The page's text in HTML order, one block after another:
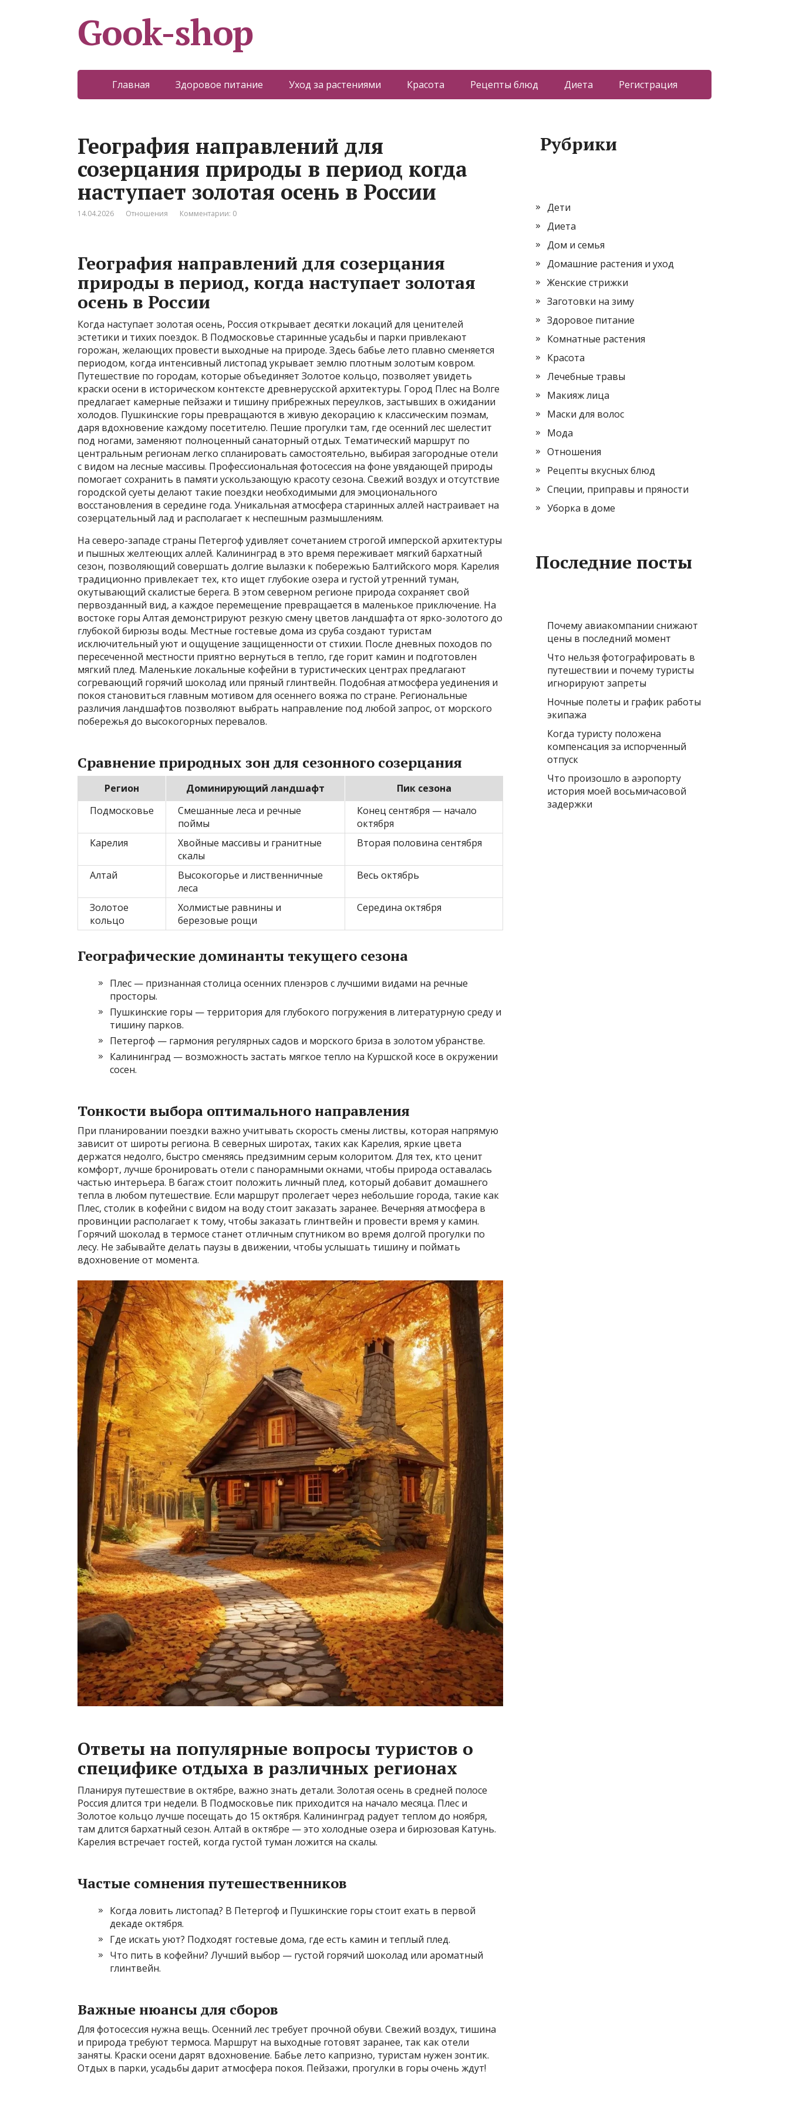
Gook-shop
Главная Здоровое питание Уход за растениями Красота Рецепты блюд Диета Регистрация
География направлений для
созерцания природы в период когда
наступает золотая осень в России
14.04.2026 Отношения Комментарии: 0
География направлений для созерцания
природы в период, когда наступает золотая
осень в России
Когда наступает золотая осень, Россия открывает десятки локаций для ценителей
эстетики и тихих поездок. В Подмосковье старинные усадьбы и парки привлекают
горожан, желающих провести выходные на природе. Здесь бабье лето плавно сменяется
периодом, когда интенсивный листопад укрывает землю плотным золотым ковром.
Путешествие по городам, которые объединяет Золотое кольцо, позволяет увидеть
краски осени в историческом контексте древнерусской архитектуры. Город Плес на Волге
предлагает камерные пейзажи и тишину прибрежных переулков, застывших в ожидании
холодов. Пушкинские горы превращаются в живую декорацию к классическим поэмам,
даря вдохновение каждому посетителю. Пешие прогулки там, где осенний лес шелестит
под ногами, заменяют полноценный санаторный отдых. Тематический маршрут по
центральным регионам легко спланировать самостоятельно, выбирая загородные отели
с видом на лесные массивы. Профессиональная фотосессия на фоне увядающей природы
помогает сохранить в памяти ускользающую красоту сезона. Свежий воздух и отсутствие
городской суеты делают такие поездки необходимыми для эмоционального
восстановления в середине года. Уникальная атмосфера старинных аллей настраивает на
созерцательный лад и располагает к неспешным размышлениям.
На северо-западе страны Петергоф удивляет сочетанием строгой имперской архитектуры
и пышных желтеющих аллей. Калининград в это время переживает мягкий бархатный
сезон, позволяющий совершать долгие вылазки к побережью Балтийского моря. Карелия
традиционно привлекает тех, кто ищет глубокие озера и густой утренний туман,
окутывающий скалистые берега. В этом северном регионе природа сохраняет свой
первозданный вид, а каждое перемещение превращается в маленькое приключение. На
востоке горы Алтая демонстрируют резкую смену цветов ландшафта от ярко-золотого до
глубокой бирюзы воды. Местные гостевые дома из сруба создают туристам
исключительный уют и ощущение защищенности от стихии. После дневных походов по
пересеченной местности приятно вернуться в тепло, где горит камин и подготовлен
мягкий плед. Маленькие локальные кофейни в туристических центрах предлагают
согревающий горячий шоколад или пряный глинтвейн. Подобная атмосфера уединения и
покоя становиться главным мотивом для осеннего вояжа по стране. Региональные
различия ландшафтов позволяют выбрать направление под любой запрос, от морского
побережья до высокогорных перевалов.
Сравнение природных зон для сезонного созерцания
Регион Доминирующий ландшафт
Пик сезона
Подмосковье
Смешанные леса и речные
поймы
Конец сентября — начало
октября
Карелия
Хвойные массивы и гранитные
скалы
Вторая половина сентября
Алтай
Высокогорье и лиственничные
леса
Весь октябрь
Золотое
кольцо
Холмистые равнины и
березовые рощи
Середина октября
Географические доминанты текущего сезона
Плес — признанная столица осенних пленэров с лучшими видами на речные
просторы.
Пушкинские горы — территория для глубокого погружения в литературную среду и
тишину парков.
Петергоф — гармония регулярных садов и морского бриза в золотом убранстве.
Калининград — возможность застать мягкое тепло на Куршской косе в окружении
сосен.
Тонкости выбора оптимального направления
При планировании поездки важно учитывать скорость смены листвы, которая напрямую
зависит от широты региона. В северных широтах, таких как Карелия, яркие цвета
держатся недолго, быстро сменяясь предзимним серым колоритом. Для тех, кто ценит
комфорт, лучше бронировать отели с панорамными окнами, чтобы природа оставалась
частью интерьера. В багаж стоит положить личный плед, который добавит домашнего
тепла в любом путешествие. Если маршрут пролегает через небольшие города, такие как
Плес, столик в кофейни с видом на воду стоит заказать заранее. Вечерняя атмосфера в
провинции располагает к тому, чтобы заказать глинтвейн и провести время у камин.
Горячий шоколад в термосе станет отличным спутником во время долгой прогулки по
лесу. Не забывайте делать паузы в движении, чтобы услышать тишину и поймать
вдохновение от момента.
Ответы на популярные вопросы туристов о
специфике отдыха в различных регионах
Планируя путешествие в октябре, важно знать детали. Золотая осень в средней полосе
Россия длится три недели. В Подмосковье пик приходится на начало месяца. Плес и
Золотое кольцо лучше посещать до 15 октября. Калининград радует теплом до ноября,
там длится бархатный сезон. Алтай в октябре — это холодные озера и бирюзовая Катунь.
Карелия встречает гостей, когда густой туман ложится на скалы.
Частые сомнения путешественников
Когда ловить листопад? В Петергоф и Пушкинские горы стоит ехать в первой
декаде октября.
Где искать уют? Подходят гостевые дома, где есть камин и теплый плед.
Что пить в кофейни? Лучший выбор — густой горячий шоколад или ароматный
глинтвейн.
Важные нюансы для сборов
Для фотосессия нужна вещь. Осенний лес требует прочной обуви. Свежий воздух, тишина
и природа требуют термоса. Маршрут на выходные готовят заранее, так как отели
заняты. Краски осени дарят вдохновение. Бабье лето капризно, туристам нужен зонтик.
Отдых в парки, усадьбы дарит атмосфера покоя. Пейзажи, прогулки в горы очень ждут!
Рубрики
Дети
Диета
Дом и семья
Домашние растения и уход
Женские стрижки
Заготовки на зиму
Здоровое питание
Комнатные растения
Красота
Лечебные травы
Макияж лица
Маски для волос
Мода
Отношения
Рецепты вкусных блюд
Специи, приправы и пряности
Уборка в доме
Последние посты
Почему авиакомпании снижают
цены в последний момент
Что нельзя фотографировать в
путешествии и почему туристы
игнорируют запреты
Ночные полеты и график работы
экипажа
Когда туристу положена
компенсация за испорченный
отпуск
Что произошло в аэропорту
история моей восьмичасовой
задержки